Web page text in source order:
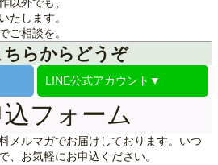
以外でも、
たします。
ご相談を。
らからどうぞ
LINE公式アカウント▼
フォーム
メルマガでお届けしております。いつ
、お気軽にお申込ください。